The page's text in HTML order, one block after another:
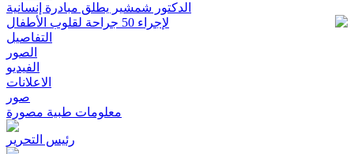
الدكتور شمشير يطلق مبادرة إنسانية
لإجراء 50 جراحة لقلوب الأطفال
التفاصيل
الصور
الفيديو
الاعلانات
صور
معلومات طبية مصورة
رئيس التحرير